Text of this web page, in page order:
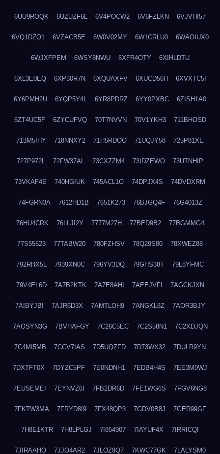
6UU9ROQK 6UZUZF6L 6V4POCW2 6V6FZLKN 6VJVHI57
6VQ1DZQ1 6VZACB5E 6W0V02MY 6W1CRLU0 6WAOIUX0
6WJXFPEM 6WSY8NWU 6XFR4OTY 6XIHLDTU
6XL3E0EQ 6XP30R7N 6XQUAXFV 6XUCD56H 6XVXTC5I
6Y6PMH2U 6YQP5Y4L 6YR8PDRZ 6YY0PXBC 6ZISH1A0
6ZT4UC5F 6ZYCUFVQ 70T7NVVN 70V1YKH3 711BHOSD
713M5IHY 718NNXY2 71H5RDOO 71UQJY58 725P81XE
727P972L 72FW37AL 73CXZZM4 73IDZEWO 73UTNHIP
73VKAF4E 740HGIUK 745ACL1O 74DPJX4S 74DVDXRM
74FGRN3A 7612HD1B 7651K273 76BJGQ4F 76G4013Z
76HU4CRK 76LLJI2Y 7777M27H 77BED9B2 77BGMMG4
77S55623 77TABW20 780FZHSV 78Q29S80 78XWEZ88
792RHX5L 7939XN0C 796YV3DQ 79GHS38T 79L8YFMC
79V4EL6D 7A7B2KTK 7A7E8AHI 7AEEJVFI 7AGCKJXN
7AIBYJBI 7AJR6D3X 7AMTLOH9 7ANGKL8Z 7AOR3BJY
7AOSYN3G 7BVHAFGY 7C26C5EC 7C2S58N1 7C2XDJQN
7C4MI5MB 7CCV7IAS 7D5UQZFD 7D73WX32 7DULR9YN
7DXTFT0X 7DYZC5PF 7E0NDNH1 7EDB4H4S 7EE3M9WJ
7EUSEMEI 7EYNVZ6I 7FB2DR6D 7FE1WG6S 7FGV6NG8
7FKTW3MA 7FRYD8I9 7FX48QP3 7GDV0B8J 7GER99GF
7H8E1KTR 7H8LPLGJ 7I854907 7IAYUF4X 7IRRICQI
7JIRAAHO 7JJO4AR2 7JLOZ9Q7 7KWC77GK 7LALYSM0